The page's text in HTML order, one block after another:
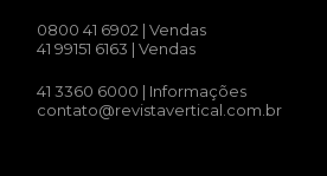
0800 41 6902 | Vendas
41 99151 6163 | Vendas
41 3360 6000 | Informações
contato@revistavertical.com.br